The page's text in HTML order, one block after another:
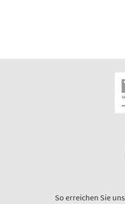
So erreichen Sie uns